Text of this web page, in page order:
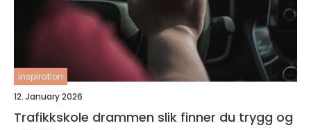
inspiration
12. January 2026
Trafikkskole drammen slik finner du trygg og